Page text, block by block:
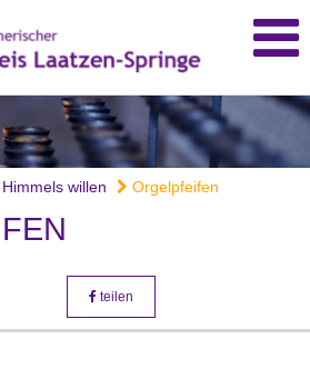
willen Orgelpfeifen
teilen